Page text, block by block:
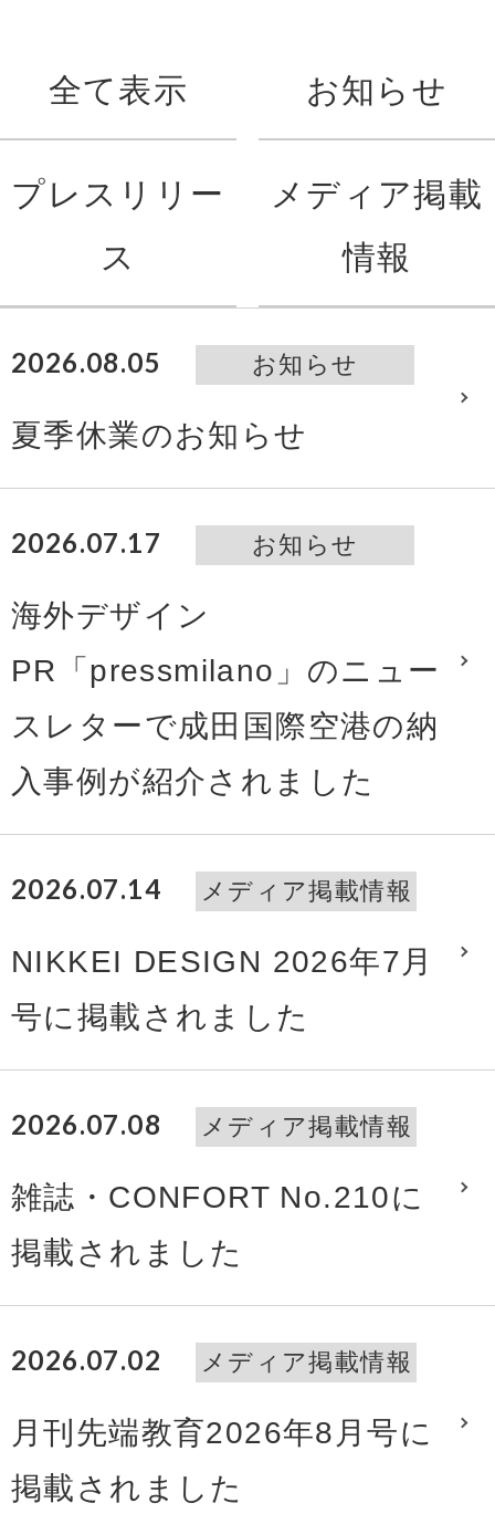
全て表示 お知らせ
プレスリリー
ス
メディア掲載
情報
2026.08.05 お知らせ
夏季休業のお知らせ
2026.07.17 お知らせ
海外デザイン
PR「pressmilano」のニュー
スレターで成田国際空港の納
入事例が紹介されました
2026.07.14 メディア掲載情報
NIKKEI DESIGN 2026年7月
号に掲載されました
2026.07.08 メディア掲載情報
雑誌・CONFORT No.210に
掲載されました
2026.07.02 メディア掲載情報
月刊先端教育2026年8月号に
掲載されました